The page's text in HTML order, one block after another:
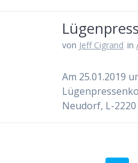
von Jeff Cigrand in
Am 25.01.2019
Neudorf, L-